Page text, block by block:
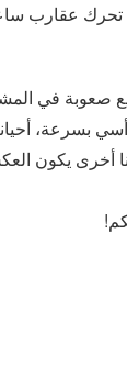
عقارب
صعوبة في
بسرعة،
أخرى يكون